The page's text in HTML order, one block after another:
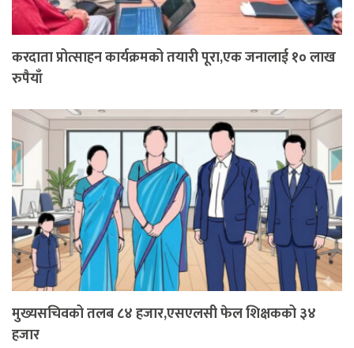
करदाता प्रोत्साहन कार्यक्रमको तयारी पूरा,एक जनालाई १० लाख
रुपैयाँ
मुख्यसचिवको तलब ८४ हजार,एसएलसी फेल शिक्षकको ३४
हजार